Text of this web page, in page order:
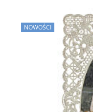
NOWOŚCI